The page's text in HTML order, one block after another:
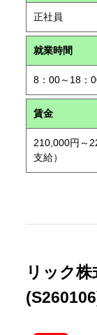
正社員
就業時間
8：00～18：
賃金
210,000円～
支給）
リック